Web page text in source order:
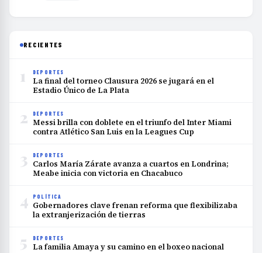
RECIENTES
1 DEPORTES
La final del torneo Clausura 2026 se jugará en el
Estadio Único de La Plata
2 DEPORTES
Messi brilla con doblete en el triunfo del Inter Miami
contra Atlético San Luis en la Leagues Cup
3 DEPORTES
Carlos María Zárate avanza a cuartos en Londrina;
Meabe inicia con victoria en Chacabuco
4 POLÍTICA
Gobernadores clave frenan reforma que flexibilizaba
la extranjerización de tierras
5 DEPORTES
La familia Amaya y su camino en el boxeo nacional